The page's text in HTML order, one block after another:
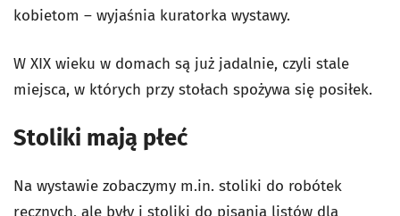
kobietom – wyjaśnia kuratorka wystawy.
W XIX wieku w domach są już jadalnie, czyli stale
miejsca, w których przy stołach spożywa się posiłek.
Stoliki mają płeć
Na wystawie zobaczymy m.in. stoliki do robótek
ręcznych, ale były i stoliki do pisania listów dla